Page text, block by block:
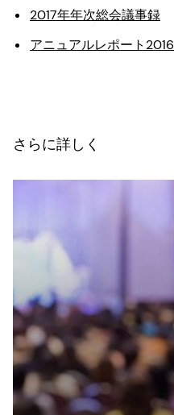
2017年年次総会議事録
アニュアルレポート2016
さらに詳しく